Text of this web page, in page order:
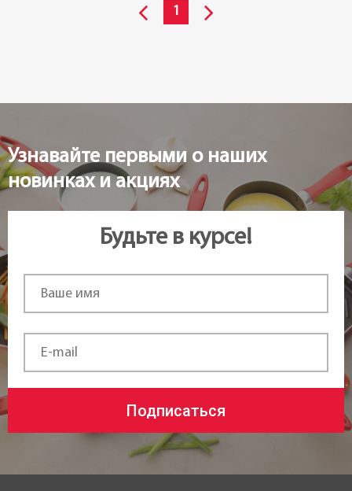
1
Узнавайте первыми о наших
новинках и акциях
Будьте в курсе!
Подписаться